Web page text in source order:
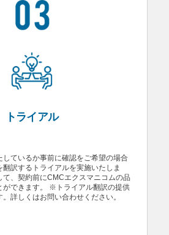
トライアル
しているか事前に確認をご希望の場合
訳するトライアルを実施いたしま
て、契約前にCMCエクスマニコムの品
ができます。 ※トライアル翻訳の提供
詳しくはお問い合わせください。